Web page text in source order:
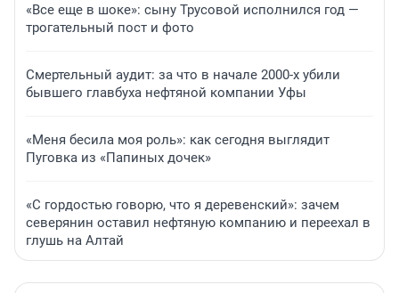
«Все еще в шоке»: сыну Трусовой исполнился год —
трогательный пост и фото
Смертельный аудит: за что в начале 2000-х убили
бывшего главбуха нефтяной компании Уфы
«Меня бесила моя роль»: как сегодня выглядит
Пуговка из «Папиных дочек»
«С гордостью говорю, что я деревенский»: зачем
северянин оставил нефтяную компанию и переехал в
глушь на Алтай